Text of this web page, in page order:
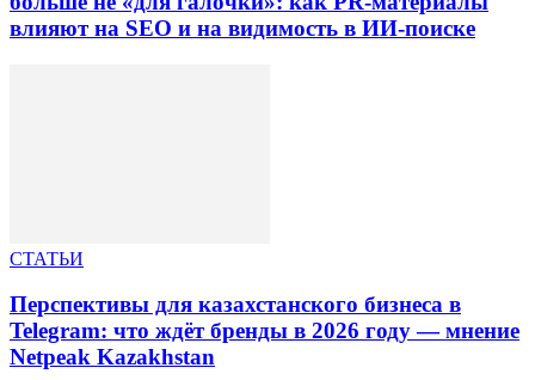
влияют на SEO и на видимость в ИИ-поиске
СТАТЬИ
Перспективы для казахстанского бизнеса в
Telegram: что ждёт бренды в 2026 году — мнение
Netpeak Kazakhstan